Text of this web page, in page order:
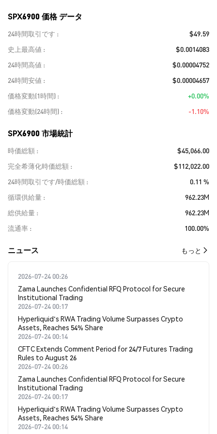
SPX6900 価格 データ
24時間取引です
$49.59
史上最高値
$0.0014083
24時間高値
$0.00004752
24時間安値
$0.00004657
価格変動(1時間)
+0.00%
価格変動(24時間)
-1.10%
SPX6900 市場統計
時価総額
$45,066.00
完全希薄化時価総額
$112,022.00
24時間取引です/時価総額
0.11 %
循環供給量
962.23M
総供給量
962.23M
流通率
100.00%
​​ニュース​​ もっと
2026-07-24 00:26
Zama Launches Confidential RFQ Protocol for Secure
Institutional Trading
2026-07-24 00:17
Hyperliquid's RWA Trading Volume Surpasses Crypto
Assets, Reaches 54% Share
2026-07-24 00:14
CFTC Extends Comment Period for 24/7 Futures Trading
Rules to August 26
2026-07-24 00:26
Zama Launches Confidential RFQ Protocol for Secure
Institutional Trading
2026-07-24 00:17
Hyperliquid's RWA Trading Volume Surpasses Crypto
Assets, Reaches 54% Share
2026-07-24 00:14